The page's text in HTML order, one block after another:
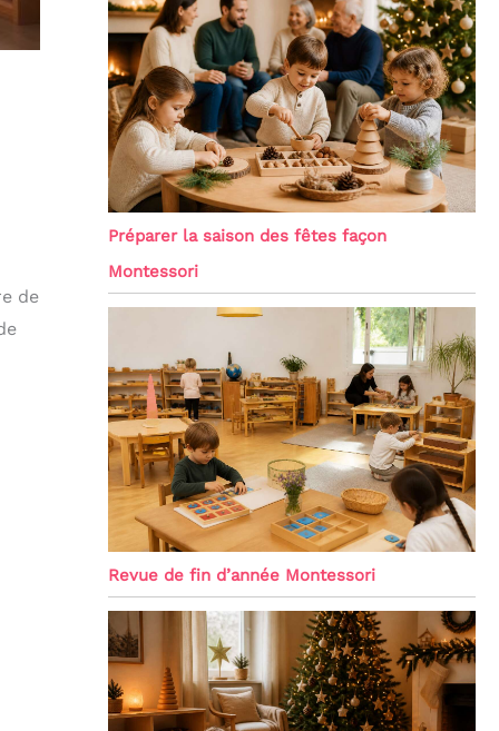
de
Préparer la saison des fêtes façon
Montessori
Revue de fin d’année Montessori